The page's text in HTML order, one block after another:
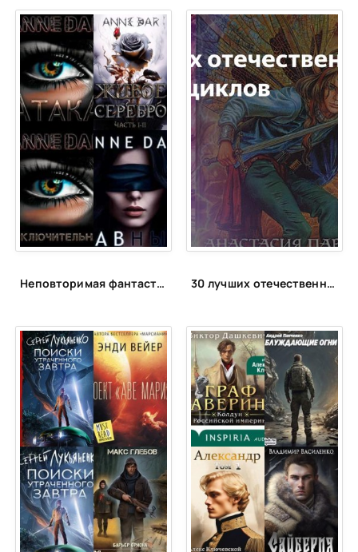
Неповторимая фантастика Anne Dar в аудио 30 лучших отечественных фэнтези циклов